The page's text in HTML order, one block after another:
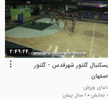
2:49:24
گلنور شهرقدس - گلنور
اصفهان
ورزش
0 نمایش
1 سال پیش